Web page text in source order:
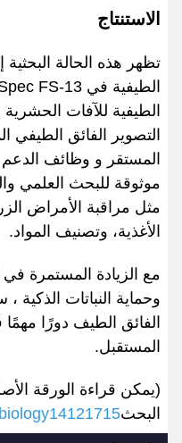
الاستنتاج
تظهر هذه الحالة البحثية
الطيفية للآفات الحشرية
المستقر و وظائف الدعم
موثوقة للبحث العلمي
مثل مراقبة الأمراض
الأغذية، وتصنيف المواد.
مع الزيادة المستمرة
وحماية النباتات الذكية
الفائق الطيف دورًا
المستقبل.
(يمكن قراءة الورقة
البحث